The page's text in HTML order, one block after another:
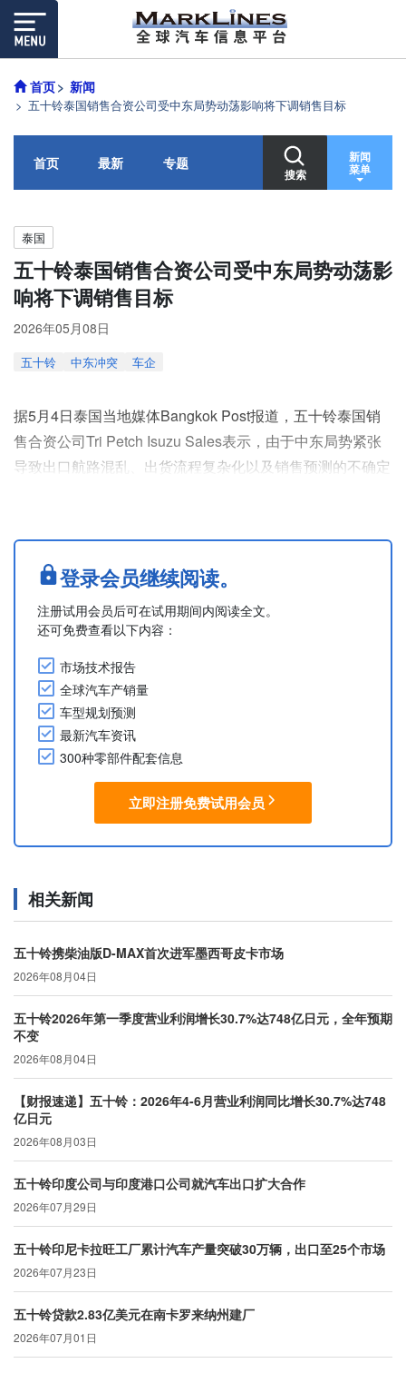
首页 新闻
五十铃泰国销售合资公司受中东局势动荡影响将下调销售目标
首页 最新 专题
搜索
新闻
菜单
泰国
五十铃泰国销售合资公司受中东局势动荡影
响将下调销售目标
2026年05月08日
五十铃 中东冲突 车企
据5月4日泰国当地媒体Bangkok Post报道，五十铃泰国销
售合资公司Tri Petch Isuzu Sales表示，由于中东局势紧张
导致出口航路混乱、出货流程复杂化以及销售预测的不确定
货延迟的影响。
五十铃并未调整其泰国工厂的生产计划，其方针是在密切关
注事态发展后，若运输状况有所改善，将恢复出口。在泰国
国内，能源成本上涨、收....
登录会员继续阅读。
注册试用会员后可在试用期间内阅读全文。
还可免费查看以下内容：
市场技术报告
全球汽车产销量
车型规划预测
最新汽车资讯
300种零部件配套信息
立即注册免费试用会员
相关新闻
五十铃携柴油版D-MAX首次进军墨西哥皮卡市场
2026年08月04日
五十铃2026年第一季度营业利润增长30.7%达748亿日元，全年预期
不变
2026年08月04日
【财报速递】五十铃：2026年4-6月营业利润同比增长30.7%达748
亿日元
2026年08月03日
五十铃印度公司与印度港口公司就汽车出口扩大合作
2026年07月29日
五十铃印尼卡拉旺工厂累计汽车产量突破30万辆，出口至25个市场
2026年07月23日
五十铃贷款2.83亿美元在南卡罗来纳州建厂
2026年07月01日